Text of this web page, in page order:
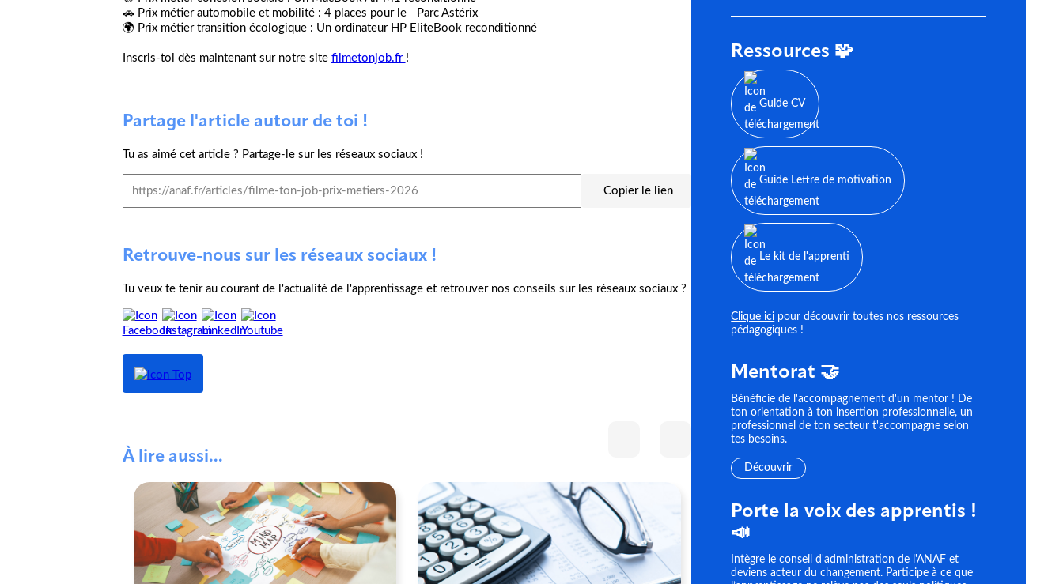
🚗 Prix métier automobile et mobilité : 4 places pour le Parc Astérix
🌍 Prix métier transition écologique : Un ordinateur HP EliteBook reconditionné
Inscris-toi dès maintenant sur notre site filmetonjob.fr !
Partage l'article autour de toi !
Tu as aimé cet article ? Partage-le sur les réseaux sociaux !
Copier le lien
Retrouve-nous sur les réseaux sociaux !
Tu veux te tenir au courant de l'actualité de l'apprentissage et retrouver nos conseils sur les réseaux sociaux ?
À lire aussi...
Ressources 🧩
Guide CV
Guide Lettre de motivation
Le kit de l'apprenti
Clique ici pour découvrir toutes nos ressources
pédagogiques !
Mentorat 🤝
Bénéficie de l'accompagnement d'un mentor ! De
ton orientation à ton insertion professionnelle, un
professionnel de ton secteur t'accompagne selon
tes besoins.
Découvrir
Porte la voix des apprentis !
📣
Intègre le conseil d'administration de l'ANAF et
deviens acteur du changement. Participe à ce que